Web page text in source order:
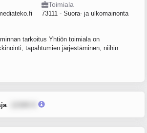
Toimiala
73111 - Suora- ja ulkomainonta
tarkoitus Yhtiön toimiala on
tapahtumien järjestäminen, niihin
: